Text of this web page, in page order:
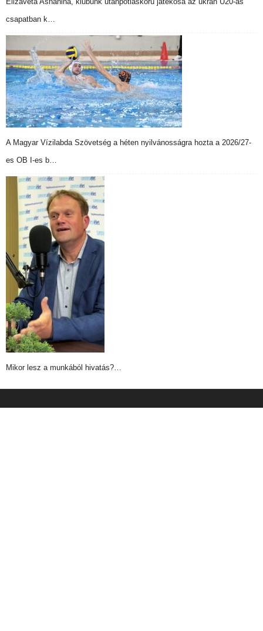
csapatban k…
A Magyar Vízilabda Szövetség a héten nyilvánosságra hozta a 2026/27-
es OB I-es b…
Mikor lesz a munkából hivatás?…